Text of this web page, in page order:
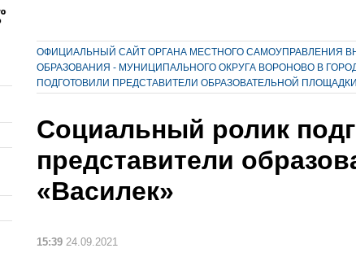
ОФИЦИАЛЬНЫЙ САЙТ ОРГАНА МЕСТНОГО САМОУПРАВЛЕНИЯ
ОБРАЗОВАНИЯ - МУНИЦИПАЛЬНОГО ОКРУГА ВОРОНОВО В
ПОДГОТОВИЛИ ПРЕДСТАВИТЕЛИ ОБРАЗОВАТЕЛЬНОЙ
Социальный ролик
представители
«Василек»
15:39 24.09.2021